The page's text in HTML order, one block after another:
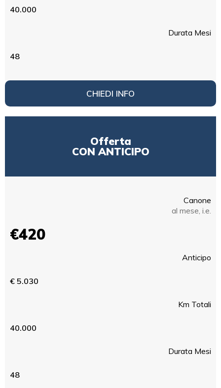
40.000
Durata Mesi
48
CHIEDI INFO
Offerta
CON ANTICIPO
Canone
al mese, i.e.
€420
Anticipo
€ 5.030
Km Totali
40.000
Durata Mesi
48